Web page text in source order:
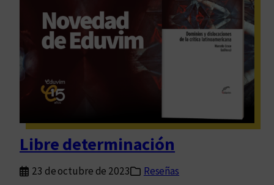
p
o
t
o
c
Libre determinación
23 de octubre de 2023
Reseñas